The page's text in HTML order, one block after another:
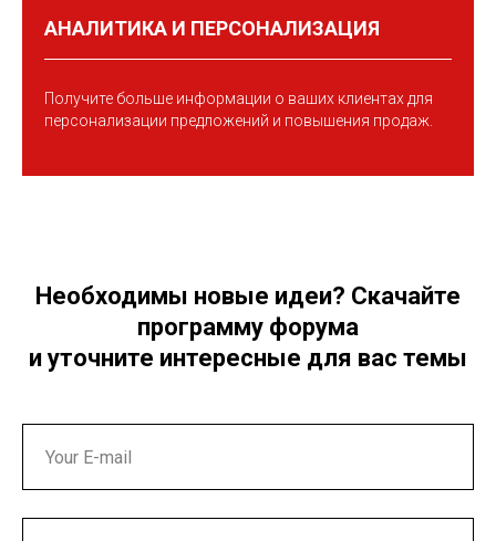
АНАЛИТИКА И ПЕРСОНАЛИЗАЦИЯ
Получите больше информации о ваших клиентах для
персонализации предложений и повышения продаж.
Необходимы новые идеи? Скачайте
программу форума
и уточните интересные для вас темы